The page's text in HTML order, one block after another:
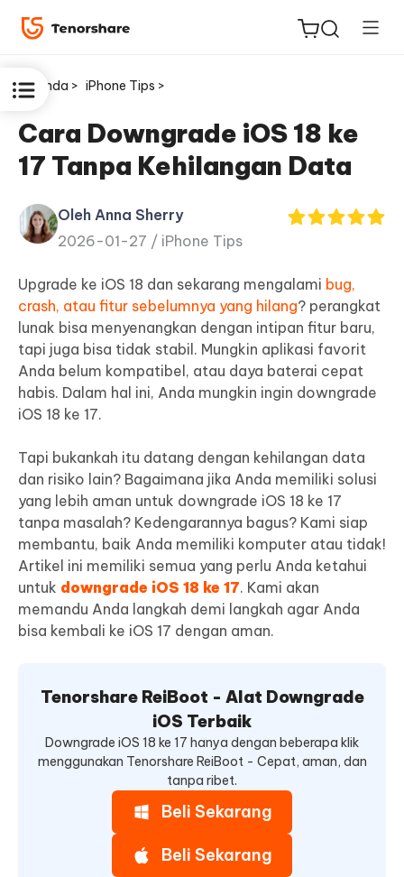
ReiBoot
untuk
iOS
Tenorshare
PDNob
Baru
iAnyGo
Beranda > iPhone Tips >
Cara Downgrade iOS 18 ke
17 Tanpa Kehilangan Data
Oleh Anna Sherry
2026-01-27 / iPhone Tips
Upgrade ke iOS 18 dan sekarang mengalami bug,
crash, atau fitur sebelumnya yang hilang? perangkat
lunak bisa menyenangkan dengan intipan fitur baru,
tapi juga bisa tidak stabil. Mungkin aplikasi favorit
Anda belum kompatibel, atau daya baterai cepat
habis. Dalam hal ini, Anda mungkin ingin downgrade
iOS 18 ke 17.
Tapi bukankah itu datang dengan kehilangan data
dan risiko lain? Bagaimana jika Anda memiliki solusi
yang lebih aman untuk downgrade iOS 18 ke 17
tanpa masalah? Kedengarannya bagus? Kami siap
membantu, baik Anda memiliki komputer atau tidak!
Artikel ini memiliki semua yang perlu Anda ketahui
untuk downgrade iOS 18 ke 17. Kami akan
memandu Anda langkah demi langkah agar Anda
bisa kembali ke iOS 17 dengan aman.
Tenorshare ReiBoot - Alat Downgrade
iOS Terbaik
Downgrade iOS 18 ke 17 hanya dengan beberapa klik
menggunakan Tenorshare ReiBoot - Cepat, aman, dan
tanpa ribet.
Beli Sekarang
Beli Sekarang